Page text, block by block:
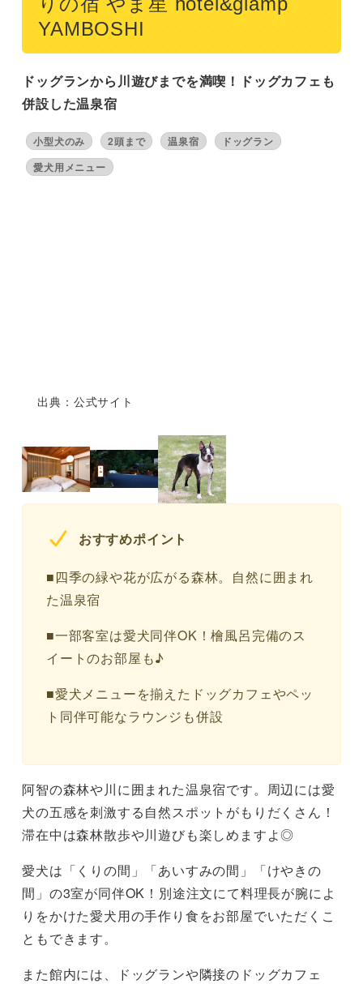
YAMBOSHI
ドッグランから川遊びまでを満喫！ドッグカフェも
併設した温泉宿
小型犬のみ 2頭まで 温泉宿
ドッグラン
愛犬用メニュー
出典：公式サイト
おすすめポイント
■四季の緑や花が広がる森林。自然に囲まれ
た温泉宿
■一部客室は愛犬同伴OK！檜風呂完備のス
イートのお部屋も♪
■愛犬メニューを揃えたドッグカフェやペッ
ト同伴可能なラウンジも併設
阿智の森林や川に囲まれた温泉宿です。周辺には愛
犬の五感を刺激する自然スポットがもりだくさん！
滞在中は森林散歩や川遊びも楽しめますよ◎
愛犬は「くりの間」「あいすみの間」「けやきの
間」の3室が同伴OK！別途注文にて料理長が腕によ
りをかけた愛犬用の手作り食をお部屋でいただくこ
ともできます。
また館内には、ドッグランや隣接のドッグカフェ